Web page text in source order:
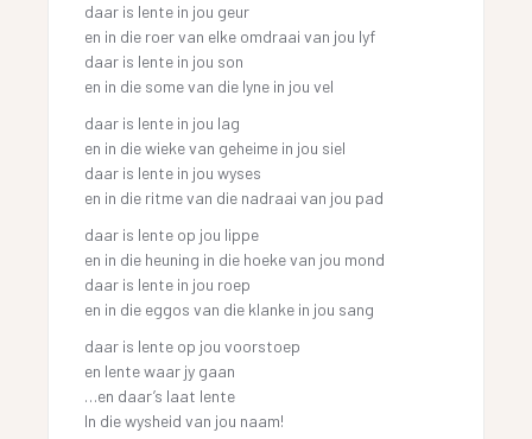
daar is lente in jou geur
en in die roer van elke omdraai van jou lyf
daar is lente in jou son
en in die some van die lyne in jou vel
daar is lente in jou lag
en in die wieke van geheime in jou siel
daar is lente in jou wyses
en in die ritme van die nadraai van jou pad
daar is lente op jou lippe
en in die heuning in die hoeke van jou mond
daar is lente in jou roep
en in die eggos van die klanke in jou sang
daar is lente op jou voorstoep
en lente waar jy gaan
…en daar’s laat lente
In die wysheid van jou naam!